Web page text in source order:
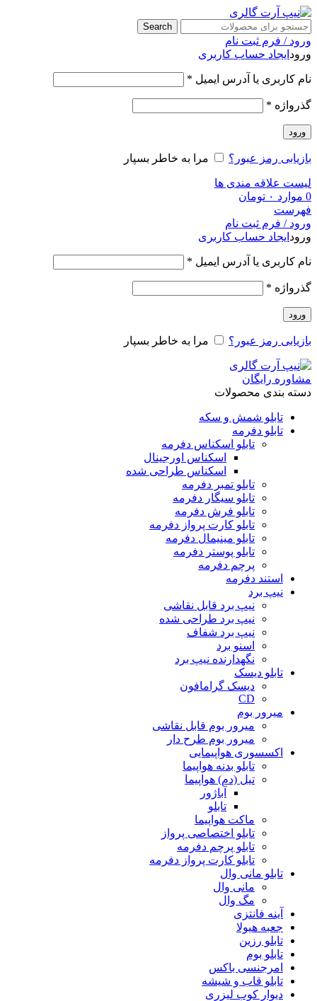
Search
ورود / فرم ثبت نام
ورود ایجاد حساب کاربری
نام کاربری یا آدرس ایمیل *
گذرواژه *
ورود
بازیابی رمز عبور؟ مرا به خاطر بسپار
لیست علاقه مندی ها
0 موارد ۰ تومان
فهرست
ورود / فرم ثبت نام
ورود ایجاد حساب کاربری
نام کاربری یا آدرس ایمیل *
گذرواژه *
ورود
بازیابی رمز عبور؟ مرا به خاطر بسپار
مشاوره رایگان
دسته بندی محصولات
تابلو شمش و سکه
تابلو دفرمه
تابلو اسکناس دفرمه
اسکناس اورجینال
اسکناس طراحی شده
تابلو تمبر دفرمه
تابلو سیگار دفرمه
تابلو فرش دفرمه
تابلو کارت پرواز دفرمه
تابلو مینیمال دفرمه
تابلو پوستر دفرمه
پرچم دفرمه
استند دفرمه
نیپ برد
نیپ برد قابل نقاشی
نیپ برد طراحی شده
نیپ برد شفاف
اسنو برد
نگهدارنده نیپ برد
تابلو دیسک
دیسک گرامافون
CD
میرور بوم
میرور بوم قابل نقاشی
میرور بوم طرح دار
اکسسوری هواپیمایی
تابلو بدنه هواپیما
تیل (دم) هواپیما
آباژور
تابلو
ماکت هواپیما
تابلو اختصاصی پرواز
تابلو پرچم دفرمه
تابلو کارت پرواز دفرمه
تابلو مانی وال
مانی وال
مگ وال
آینه فانتزی
جعبه هیولا
تابلو رزین
تابلو بوم
امرجنسی باکس
تابلو قاب و شیشه
دیوار کوب لیزری